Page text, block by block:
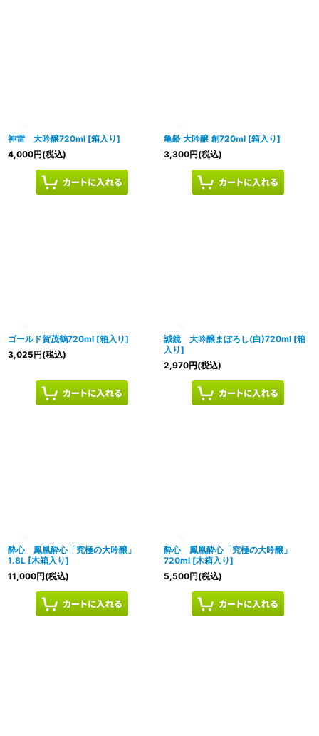
神雷 大吟醸720ml [箱入り]
4,000円(税込)
亀齢 大吟醸 創720ml [箱入り]
3,300円(税込)
ゴールド賀茂鶴720ml [箱入り]
3,025円(税込)
誠鏡 大吟醸まぼろし(白)720ml [箱
入り]
2,970円(税込)
酔心 鳳凰酔心「究極の大吟醸」
1.8L [木箱入り]
11,000円(税込)
酔心 鳳凰酔心「究極の大吟醸」
720ml [木箱入り]
5,500円(税込)